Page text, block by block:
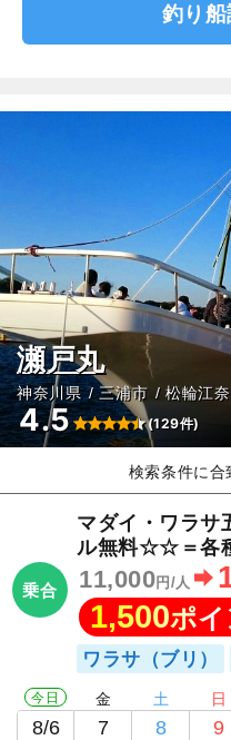
釣り
瀬戸丸
神奈川県 三浦市 松輪江
4.5 (129件)
検索条件に合
乗合
マダイ・ワラ
ル無料☆☆＝各
11,000円/人
1,500ポイ
ワラサ（ブリ）
今日
8/6
金
7
土
8
日
9